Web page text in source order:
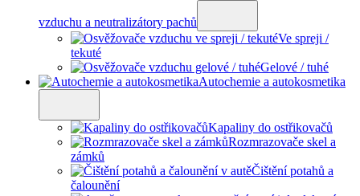
vzduchu a neutralizátory pachů
Ve spreji /
tekuté
Gelové / tuhé
Autochemie a autokosmetika
Kapaliny do ostřikovačů
Rozmrazovače skel a
zámků
Čištění potahů a
čalounění